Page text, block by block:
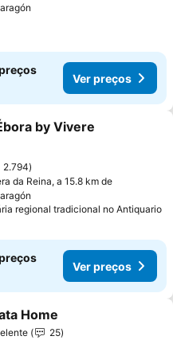
Ver preços
aos favoritos
by Vivere
2.794
da Reina, a 15.8 km de
regional tradicional no Antiquario
Ver preços
aos favoritos
Home
25